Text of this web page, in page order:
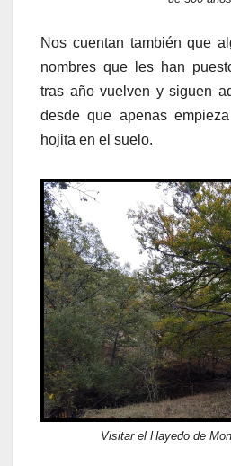
Nos cuentan también que
nombres que les han
tras año vuelven y siguen
desde que apenas
hojita en el suelo.
Visitar el Hayedo de